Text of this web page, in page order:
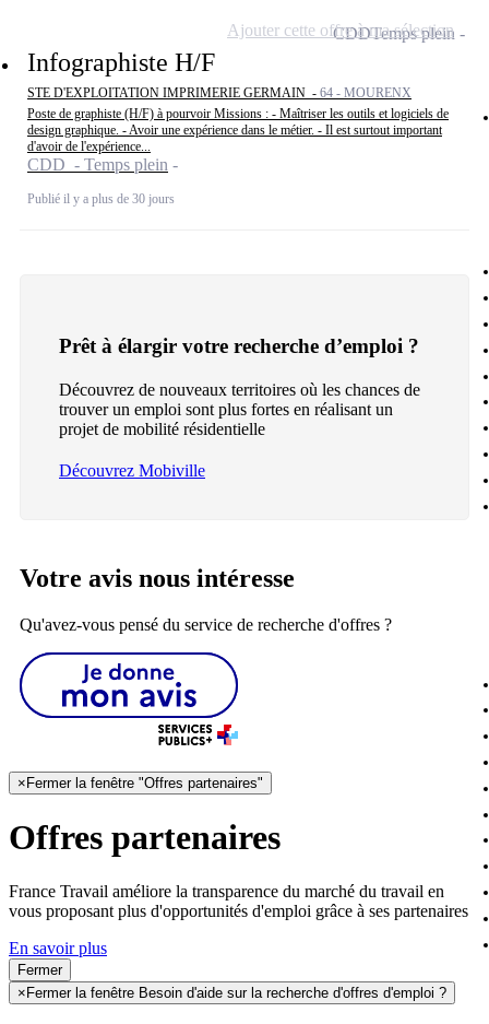
Infographiste H/F
STE D'EXPLOITATION IMPRIMERIE GERMAIN - 64 - MOURENX
Poste de graphiste (H/F) à pourvoir Missions : - Maîtriser les outils et logiciels de
design graphique. - Avoir une expérience dans le métier. - Il est surtout important
d'avoir de l'expérience...
CDD - Temps plein
Publié il y a plus de 30 jours
CDDTemps plein
Ajouter cette offre à ma sélection
Prêt à élargir votre recherche d’emploi ?
Découvrez de nouveaux territoires où les chances de
trouver un emploi sont plus fortes en réalisant un
projet de mobilité résidentielle
Découvrez Mobiville
Votre avis nous intéresse
Qu'avez-vous pensé du service de recherche d'offres ?
× Fermer la fenêtre "Offres partenaires"
Offres partenaires
France Travail améliore la transparence du marché du travail en
vous proposant plus d'opportunités d'emploi grâce à ses partenaires
En savoir plus
Fermer
× Fermer la fenêtre Besoin d'aide sur la recherche d'offres d'emploi ?